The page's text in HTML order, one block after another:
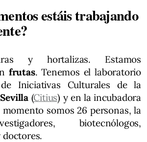
estáis trabajando
y hortalizas. Estamos
frutas. Tenemos el laboratorio
Iniciativas Culturales de la
(Citius) y en la incubadora
somos 26 personas, la
biotecnólogos,